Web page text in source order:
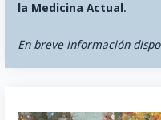
la Medicina Actual .
En breve información